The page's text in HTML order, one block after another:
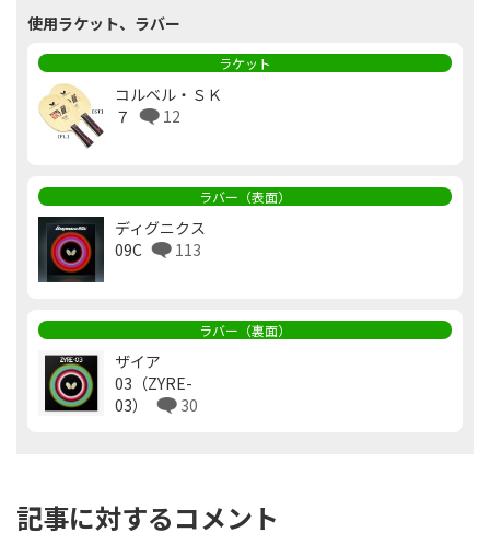
使用ラケット、ラバー
ラケット
コルベル・ＳＫ
７
12
ラバー（表面）
ディグニクス
09C
113
ラバー（裏面）
ザイア
03（ZYRE-
03）
30
記事に対するコメント